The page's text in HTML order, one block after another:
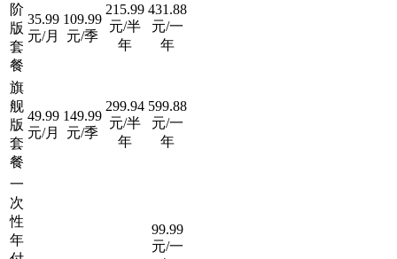
阶
版
套
餐
35.99
元/月
109.99
元/季
215.99
元/半
年
431.88
元/一
年
旗
舰
版
套
餐
49.99
元/月
149.99
元/季
299.94
元/半
年
599.88
元/一
年
一
次
性
年
99.99
元/一